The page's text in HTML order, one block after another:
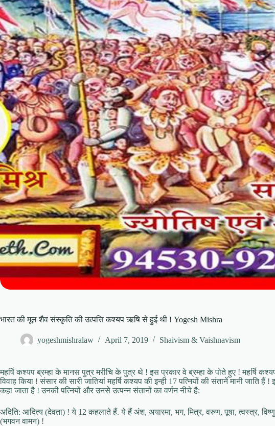
भारत की मूल शैव संस्कृति की उत्पत्ति कश्यप ऋषि से हुई थी ! Yogesh Mishra
yogeshmishralaw April 7, 2019 Shaivism & Vaishnavism
महर्षि कश्यप ब्रम्हा के मानस पुत्र मरीचि के पुत्र थे ! इस प्रकार वे ब्रम्हा के पोते हुए ! महर्षि
विवाह किया ! संसार की सारी जातियां महर्षि कश्यप की इन्ही 17 पत्नियों की संतानें मानी जाति हैं
कहा जाता है ! उनकी पत्नियों और उनसे उत्पन्न संतानों का वर्णन नीचे है:
अदिति: आदित्य (देवता) ! ये 12 कहलाते हैं. ये हैं अंश, अयारमा, भग, मित्र, वरुण, पूषा, त्वस्त्र,
(भगवन वामन) !